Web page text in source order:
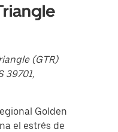
(GTR)
39701,
Golden
el estrés de